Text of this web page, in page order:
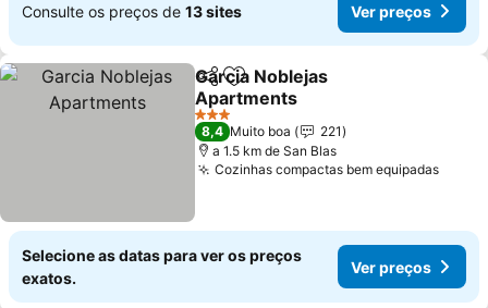
Consulte os preços de 13 sites Ver preços
PartilharAdicionar aos favoritos
Garcia Noblejas
Apartments
3 Estrelas
8,4 Muito boa
221
a 1.5 km de San Blas
Cozinhas compactas bem equipadas
Selecione as datas para ver os preços
exatos.
Ver preços